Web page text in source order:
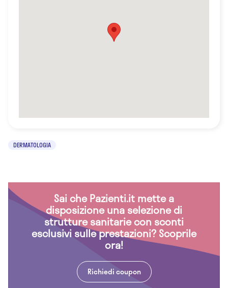
DERMATOLOGIA
Sai che Pazienti.it mette a
disposizione una selezione di
strutture sanitarie con sconti
esclusivi sulle prestazioni? Scoprile
ora!
Richiedi coupon